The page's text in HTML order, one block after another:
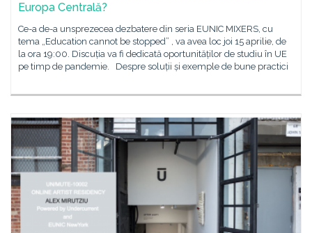
Europa Centrală?
Ce-a de-a unsprezecea dezbatere din seria EUNIC MIXERS, cu
tema „Education cannot be stopped” , va avea loc joi 15 aprilie, de
la ora 19:00. Discuția va fi dedicată oportunităților de studiu în UE
pe timp de pandemie. Despre soluții și exemple de bune practici